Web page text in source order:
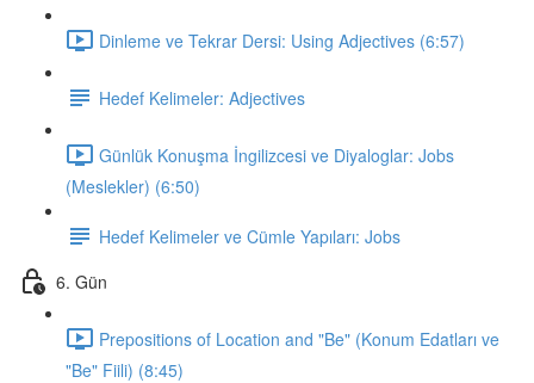
Dinleme ve Tekrar Dersi: Using Adjectives (6:57)
Hedef Kelimeler: Adjectives
Günlük Konuşma İngilizcesi ve Diyaloglar: Jobs
(Meslekler) (6:50)
Hedef Kelimeler ve Cümle Yapıları: Jobs
6. Gün
Prepositions of Location and "Be" (Konum Edatları ve
"Be" Fiili) (8:45)